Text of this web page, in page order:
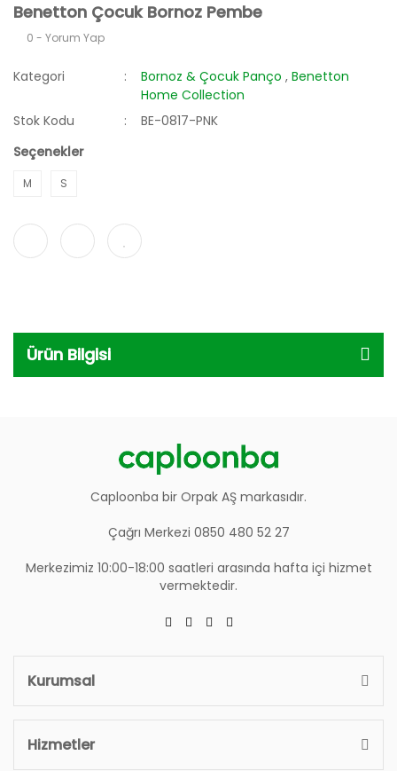
Benetton Çocuk Bornoz Pembe
0 - Yorum Yap
Kategori Bornoz & Çocuk Panço ,Benetton
Home Collection
Stok Kodu
BE-0817-PNK
Seçenekler
M S
Ürün Bilgisi
Caploonba bir Orpak AŞ markasıdır.
Çağrı Merkezi 0850 480 52 27
Merkezimiz 10:00-18:00 saatleri arasında hafta içi hizmet
vermektedir.
Kurumsal
Hizmetler